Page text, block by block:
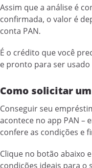
Assim que a análise é
confirmada, o valor é
conta PAN.
É o crédito que você
e pronto para ser
Como solicitar
Conseguir seu
acontece no app PAN –
confere as condições e
Clique no botão abaixo
condições ideais para o